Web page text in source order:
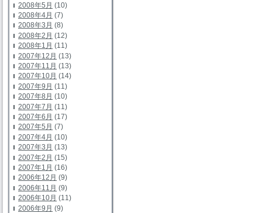
2008年5月 (10)
2008年4月 (7)
2008年3月 (8)
2008年2月 (12)
2008年1月 (11)
2007年12月 (13)
2007年11月 (13)
2007年10月 (14)
2007年9月 (11)
2007年8月 (10)
2007年7月 (11)
2007年6月 (17)
2007年5月 (7)
2007年4月 (10)
2007年3月 (13)
2007年2月 (15)
2007年1月 (16)
2006年12月 (9)
2006年11月 (9)
2006年10月 (11)
2006年9月 (9)